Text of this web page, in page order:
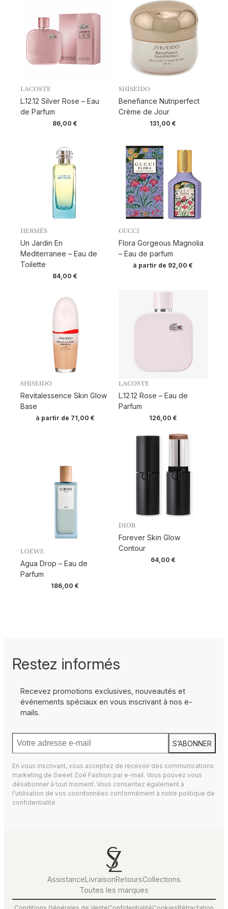
LACOSTE
L.12.12 Silver Rose – Eau
de Parfum
86,00€
SHISEIDO
Benefiance Nutriperfect
Crème de Jour
131,00€
HERMÈS
Un Jardin En
Mediterranee – Eau de
Toilette
84,00€
GUCCI
Flora Gorgeous Magnolia
– Eau de parfum
à partir de 92,00€
SHISEIDO
Revitalessence Skin Glow
Base
à partir de 71,00 €
LACOSTE
L.12.12 Rose – Eau de
Parfum
126,00 €
LOEWE
Agua Drop – Eau de
Parfum
186,00€
DIOR
Forever Skin Glow
Contour
64,00 €
Restez informés
Recevez promotions exclusives, nouveautés et
événements spéciaux en vous inscrivant à nos e-
mails.
S’ABONNER
En vous inscrivant, vous acceptez de recevoir des communications
marketing de Sweet Zoé Fashion par e-mail. Vous pouvez vous
désabonner à tout moment. Vous consentez également à
l’utilisation de vos coordonnées conformément à notre politique de
confidentialité.
AssistanceLivraisonRetoursCollections
Toutes les marques